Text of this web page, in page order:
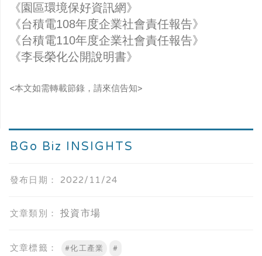
BGo Biz INSIGHTS
發布日期： 2022/11/24
文章類別： 投資市場
文章標籤： #化工產業 #
《園區環境保好資訊網》
《台積電108年度企業社會責任報告》
《台積電110年度企業社會責任報告》
《李長榮化公開說明書》
<本文如需轉載節錄，請來信告知>